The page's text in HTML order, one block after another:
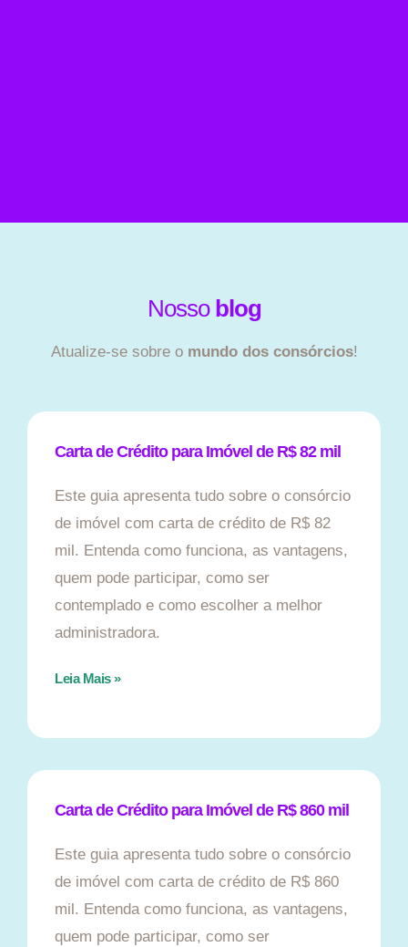
Nosso blog
Atualize-se sobre o mundo dos consórcios!
Carta de Crédito para Imóvel de R$ 82 mil
Este guia apresenta tudo sobre o consórcio
de imóvel com carta de crédito de R$ 82
mil. Entenda como funciona, as vantagens,
quem pode participar, como ser
contemplado e como escolher a melhor
administradora.
Leia Mais »
Carta de Crédito para Imóvel de R$ 860 mil
Este guia apresenta tudo sobre o consórcio
de imóvel com carta de crédito de R$ 860
mil. Entenda como funciona, as vantagens,
quem pode participar, como ser